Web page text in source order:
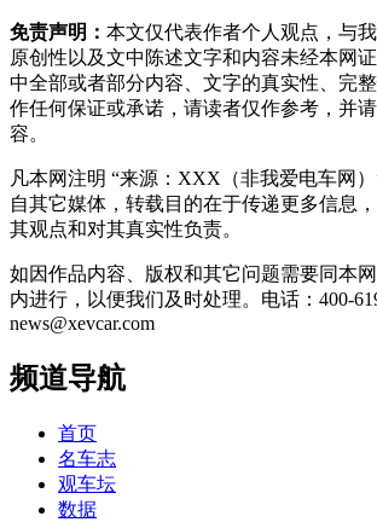
免责声明： 本文仅代表作者个人观点，与
原创性以及文中陈述文字和内容未经本网
中全部或者部分内容、文字的真实性、完
作任何保证或承诺，请读者仅作参考，并
容。
凡本网注明 “来源：XXX（非我爱电车网
自其它媒体，转载目的在于传递更多信息
其观点和对其真实性负责。
如因作品内容、版权和其它问题需要同本
内进行，以便我们及时处理。电话：400-
news@xevcar.com
频道导航
首页
名车志
观车坛
数据